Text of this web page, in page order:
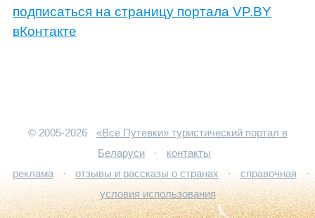
подписаться на страницу портала VP.BY
вКонтакте
© 2005-2026
«Все Путевки» туристический портал в
Беларуси
·
контакты
реклама
· отзывы и рассказы о странах · справочная
·
условия использования